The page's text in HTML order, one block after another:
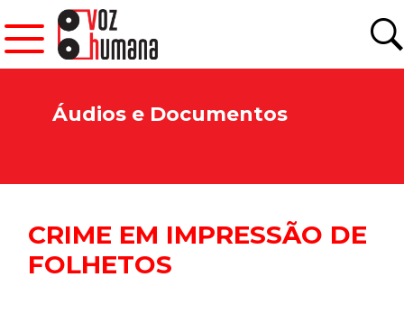
Áudios e Documentos
CRIME EM IMPRESSÃO DE
FOLHETOS